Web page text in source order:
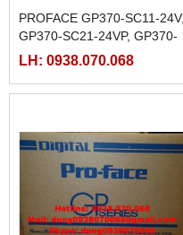
PROFACE GP370-SC11-24V,
GP370-SC21-24VP, GP370-
SC31-24VP, GP370-SC41-
LH: 0938.070.068